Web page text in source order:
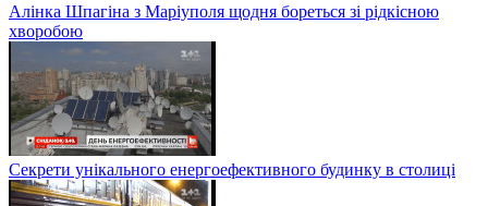
Алінка Шпагіна з Маріуполя щодня бореться зі рідкісною
хворобою
Секрети унікального енергоефективного будинку в столиці